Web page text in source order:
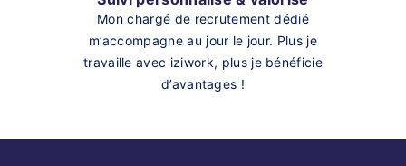
Mon chargé de recrutement dédié
m’accompagne au jour le jour. Plus je
travaille avec iziwork, plus je bénéficie
d’avantages !